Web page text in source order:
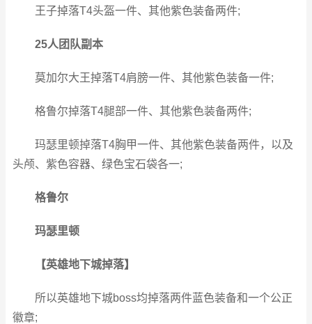
王子掉落T4头盔一件、其他紫色装备两件;
25人团队副本
莫加尔大王掉落T4肩膀一件、其他紫色装备一件;
格鲁尔掉落T4腿部一件、其他紫色装备两件;
玛瑟里顿掉落T4胸甲一件、其他紫色装备两件，以及
头颅、紫色容器、绿色宝石袋各一;
格鲁尔
玛瑟里顿
【英雄地下城掉落】
所以英雄地下城boss均掉落两件蓝色装备和一个公正
徽章;